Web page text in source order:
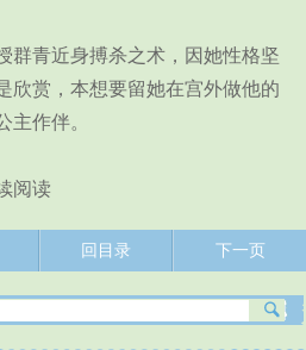
青近身搏杀之术，因她性格坚
欣赏，本想要留她在宫外做他的
主作伴。
阅读
回目录 下一页